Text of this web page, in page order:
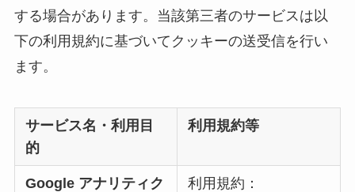
する場合があります。当該第三者のサービスは以
下の利用規約に基づいてクッキーの送受信を行い
ます。
サービス名・利用目
的
利用規約等
Google アナリティク
利用規約：